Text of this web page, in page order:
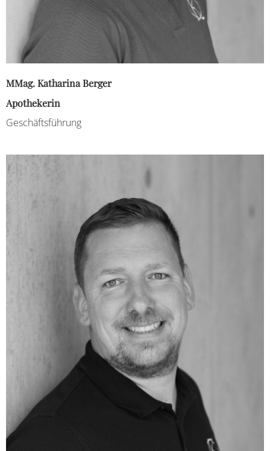
MMag. Katharina Berger
Apothekerin
Geschäftsführung